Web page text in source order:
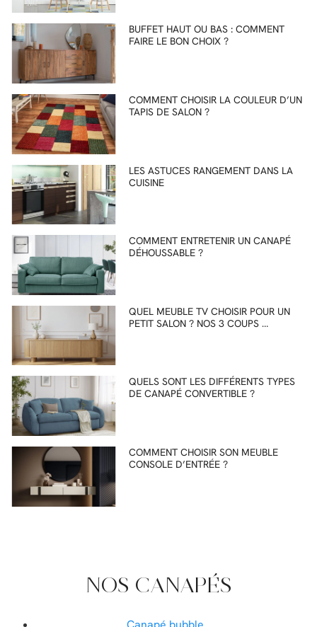
BUFFET HAUT OU BAS : COMMENT
FAIRE LE BON CHOIX ?
COMMENT CHOISIR LA COULEUR D’UN
TAPIS DE SALON ?
LES ASTUCES RANGEMENT DANS LA
CUISINE
COMMENT ENTRETENIR UN CANAPÉ
DÉHOUSSABLE ?
QUEL MEUBLE TV CHOISIR POUR UN
PETIT SALON ? NOS 3 COUPS …
QUELS SONT LES DIFFÉRENTS TYPES
DE CANAPÉ CONVERTIBLE ?
COMMENT CHOISIR SON MEUBLE
CONSOLE D’ENTRÉE ?
NOS CANAPÉS